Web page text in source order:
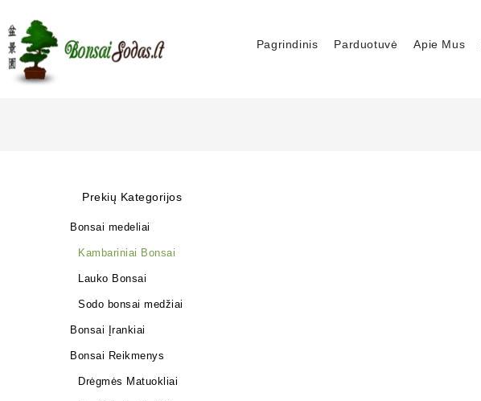
Pagrindinis Parduotuvė Apie Mus
Prekių Kategorijos
Bonsai medeliai
Kambariniai Bonsai
Lauko Bonsai
Sodo bonsai medžiai
Bonsai Įrankiai
Bonsai Reikmenys
Drėgmės Matuokliai